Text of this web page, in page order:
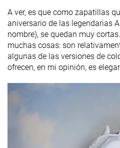
A ver, es que como zapatillas
aniversario de las legendarias
nombre), se quedan muy
muchas cosas: son
algunas de las versiones de
ofrecen, en mi opinión, es